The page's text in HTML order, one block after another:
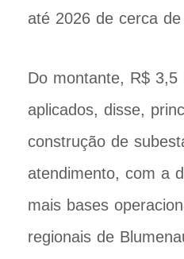
até 2026 de cerca
Do montante, R$ 3,5
aplicados, disse,
construção de
atendimento, com a
mais bases
regionais de